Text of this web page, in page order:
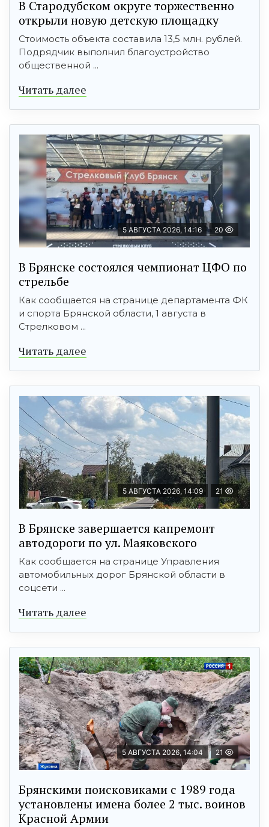
В Стародубском округе торжественно
открыли новую детскую площадку
Стоимость объекта составила 13,5 млн. рублей.
Подрядчик выполнил благоустройство
общественной ...
Читать далее
5 АВГУСТА 2026, 14:16 20
В Брянске состоялся чемпионат ЦФО по
стрельбе
Как сообщается на странице департамента ФК
и спорта Брянской области, 1 августа в
Стрелковом ...
Читать далее
5 АВГУСТА 2026, 14:09 21
В Брянске завершается капремонт
автодороги по ул. Маяковского
Как сообщается на странице Управления
автомобильных дорог Брянской области в
соцсети ...
Читать далее
5 АВГУСТА 2026, 14:04 21
Брянскими поисковиками с 1989 года
установлены имена более 2 тыс. воинов
Красной Армии